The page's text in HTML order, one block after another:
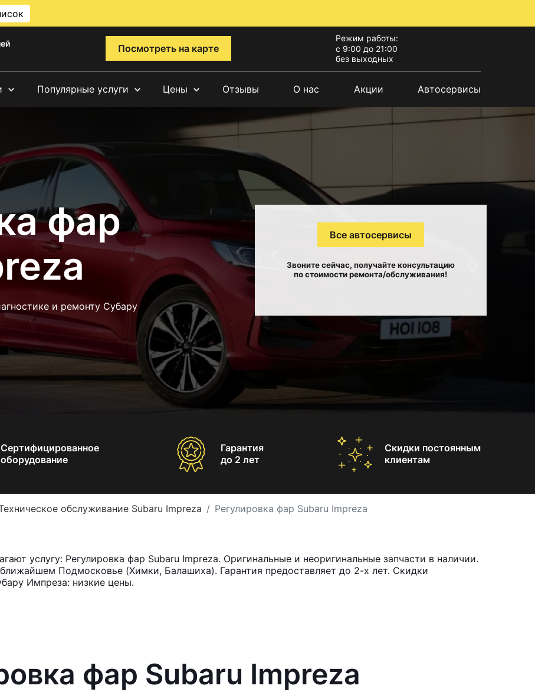
Посмотреть на карте
Режим работы:
с 9:00 до 21:00
без выходных
Популярные услуги Цены Отзывы О нас Акции Автосервисы
фар
и ремонту Субару
Все автосервисы
Звоните сейчас, получайте консультацию
по стоимости ремонта/обслуживания!
Сертифицированное
оборудование
Гарантия
до 2 лет
Скидки постоянным
клиентам
обслуживание Subaru Impreza Регулировка фар Subaru Impreza
услугу: Регулировка фар Subaru Impreza. Оригинальные и неоригинальные запчасти в наличии.
Подмосковье (Химки, Балашиха). Гарантия предоставляет до 2-х лет. Скидки
Импреза: низкие цены.
фар Subaru Impreza